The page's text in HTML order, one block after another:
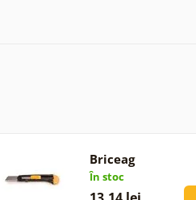
Briceag
În stoc